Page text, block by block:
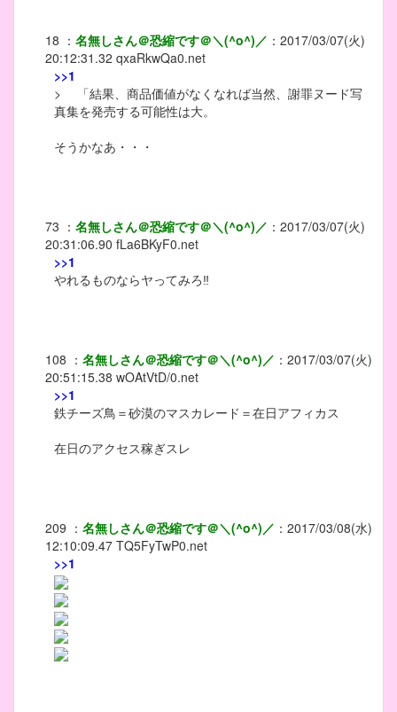
18 ： 名無しさん＠恐縮です＠＼(^o^)／ ： 2017/03/07(火)
20:12:31.32 qxaRkwQa0.net
>>1
> 「結果、商品価値がなくなれば当然、謝罪ヌード写
真集を発売する可能性は大。
そうかなあ・・・
73 ： 名無しさん＠恐縮です＠＼(^o^)／ ： 2017/03/07(火)
20:31:06.90 fLa6BKyF0.net
>>1
やれるものならヤってみろ‼
108 ： 名無しさん＠恐縮です＠＼(^o^)／ ： 2017/03/07(火)
20:51:15.38 wOAtVtD/0.net
>>1
鉄チーズ鳥＝砂漠のマスカレード＝在日アフィカス
在日のアクセス稼ぎスレ
209 ： 名無しさん＠恐縮です＠＼(^o^)／ ： 2017/03/08(水)
12:10:09.47 TQ5FyTwP0.net
>>1